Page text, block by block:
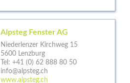
Alpsteg Fenster AG
Niederlenzer Kirchweg 15
5600 Lenzburg
Tel: +41 (0) 62 888 80 50
info@alpsteg.ch
www.alpsteg.ch